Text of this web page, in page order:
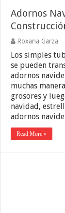
Adornos
Roxana Garza
Los simples
se pueden
adornos
muchas
grosores y
navidad,
adornos
Read More »